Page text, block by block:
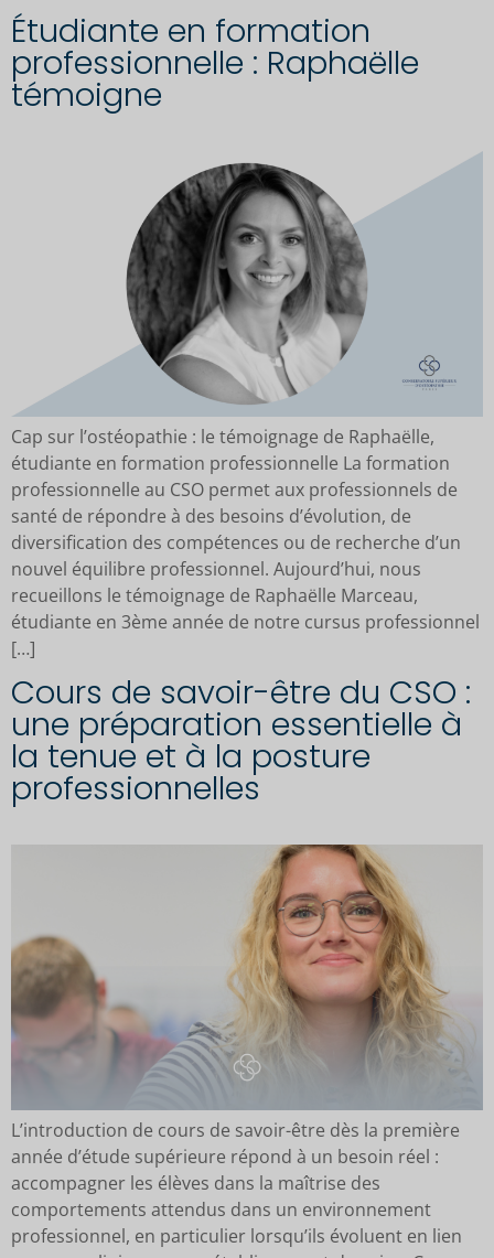
Étudiante en formation
professionnelle : Raphaëlle
témoigne
Cap sur l’ostéopathie : le témoignage de Raphaëlle,
étudiante en formation professionnelle La formation
professionnelle au CSO permet aux professionnels de
santé de répondre à des besoins d’évolution, de
diversification des compétences ou de recherche d’un
nouvel équilibre professionnel. Aujourd’hui, nous
recueillons le témoignage de Raphaëlle Marceau,
étudiante en 3ème année de notre cursus professionnel
[…]
Cours de savoir-être du CSO :
une préparation essentielle à
la tenue et à la posture
professionnelles
L’introduction de cours de savoir-être dès la première
année d’étude supérieure répond à un besoin réel :
accompagner les élèves dans la maîtrise des
comportements attendus dans un environnement
professionnel, en particulier lorsqu’ils évoluent en lien